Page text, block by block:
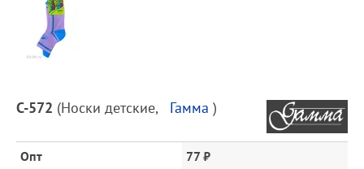
Описание
товара
и
цена
С-572 (Носки детские, Гамма )
Опт
77 ₽